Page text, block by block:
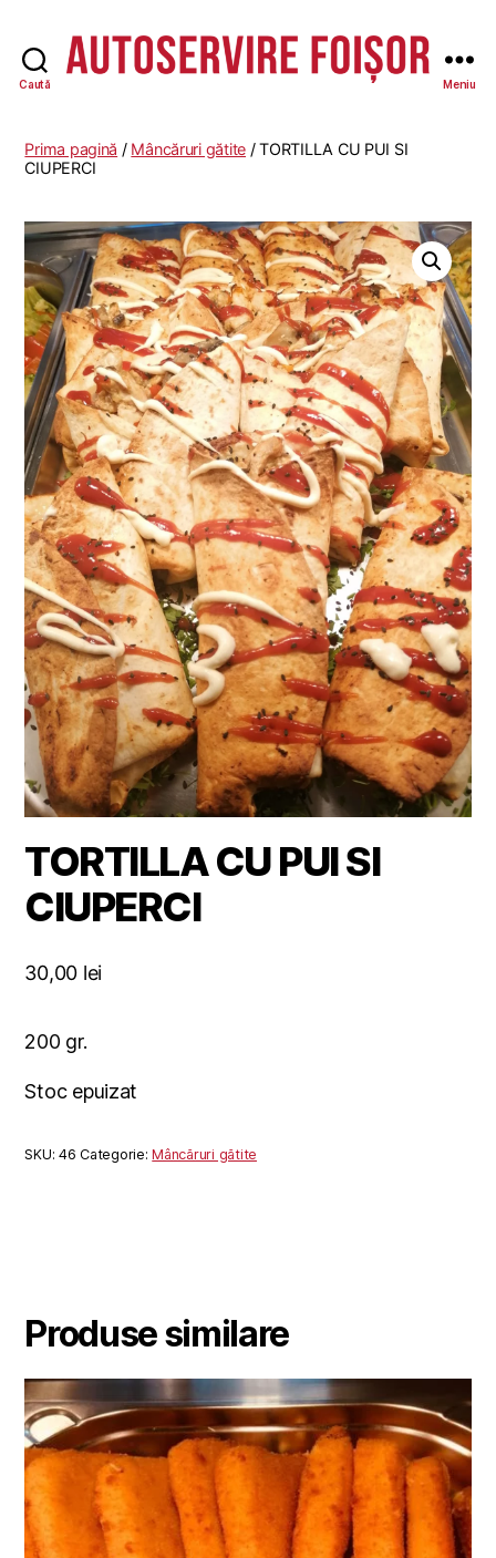
Caută Meniu
Prima pagină / Mâncăruri gătite / TORTILLA CU PUI SI
CIUPERCI
TORTILLA CU PUI SI
CIUPERCI
30,00 lei
200 gr.
Stoc epuizat
SKU:46 Categorie:Mâncăruri gătite
Produse similare